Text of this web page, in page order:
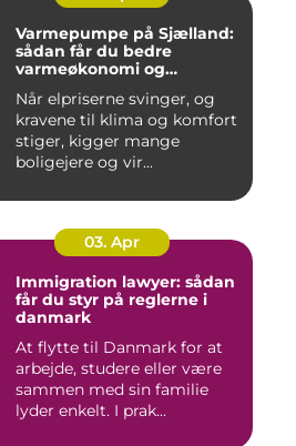
Varmepumpe på Sjælland:
sådan får du bedre
varmeøkonomi og
Når elpriserne svinger, og
kravene til klima og komfort
stiger, kigger mange
boligejere og vir...
03. Apr
Immigration lawyer: sådan
får du styr på reglerne i
danmark
At flytte til Danmark for at
arbejde, studere eller være
sammen med sin familie
lyder enkelt. I prak...